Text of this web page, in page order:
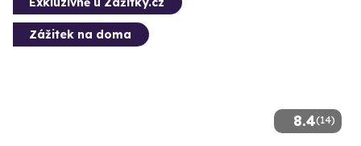
8.4(14)
Zážitek na doma